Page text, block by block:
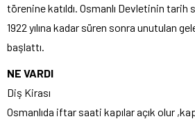
törenine katıldı. Osmanlı Devletinin
1922 yılına kadar süren sonra unutulan
başlattı.
NE VARDI
Diş Kirası
Osmanlıda iftar saati kapılar açık olur